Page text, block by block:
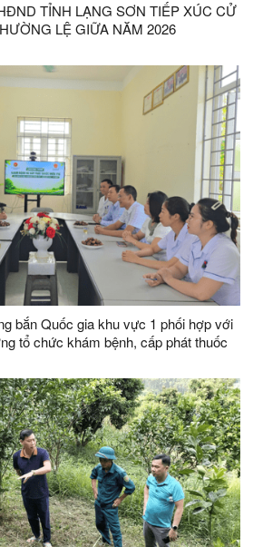
TỈNH LẠNG SƠN TIẾP XÚC CỬ
LỆ GIỮA NĂM 2026
bắn Quốc gia khu vực 1 phối hợp với
tổ chức khám bệnh, cấp phát thuốc